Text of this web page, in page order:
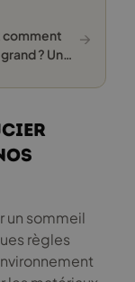
comment
? Un
→
un sommeil
règles